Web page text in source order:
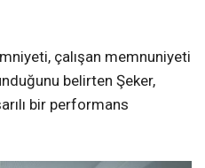
çalışan memnuniyeti
belirten Şeker,
bir performans